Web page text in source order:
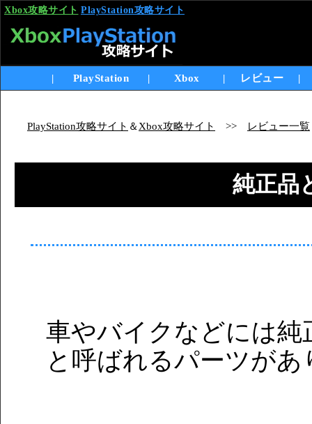
Xbox攻略サイト PlayStation攻略サイト
| PlayStation | Xbox | レビュー |
PlayStation攻略サイト ＆ Xbox攻略サイト >> レビュー一覧
純正品
車やバイクなどには純
と呼ばれるパーツがあ